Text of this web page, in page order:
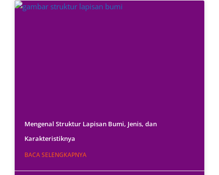
Mengenal Struktur Lapisan Bumi, Jenis, dan
Karakteristiknya
BACA SELENGKAPNYA